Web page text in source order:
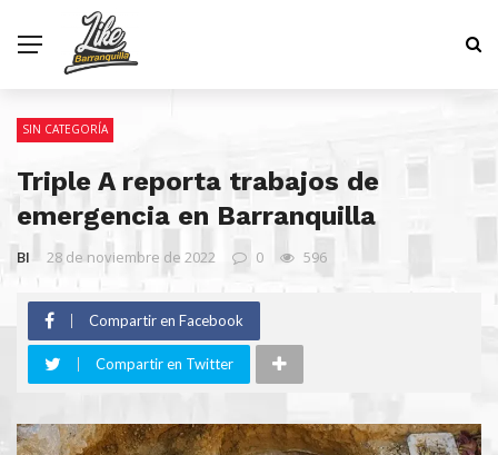
SIN CATEGORÍA
Triple A reporta trabajos de
emergencia en Barranquilla
BI 28 de noviembre de 2022 0 596
Compartir en Facebook
Compartir en Twitter